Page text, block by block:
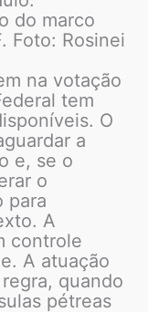
do marco
Foto: Rosinei
na votação
tem
O
a
e, se o
o
para
A
controle
A atuação
quando
pétreas